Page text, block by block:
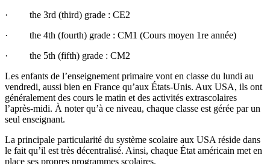
· the 3rd (third) grade : CE2
· the 4th (fourth) grade : CM1 (Cours moyen 1re année)
· the 5th (fifth) grade : CM2
Les enfants de l’enseignement primaire vont en classe du lundi au
vendredi, aussi bien en France qu’aux États-Unis. Aux USA, ils ont
généralement des cours le matin et des activités extrascolaires
l’après-midi. À noter qu’à ce niveau, chaque classe est gérée par un
seul enseignant.
La principale particularité du système scolaire aux USA réside dans
le fait qu’il est très décentralisé. Ainsi, chaque État américain met en
place ses propres programmes scolaires.